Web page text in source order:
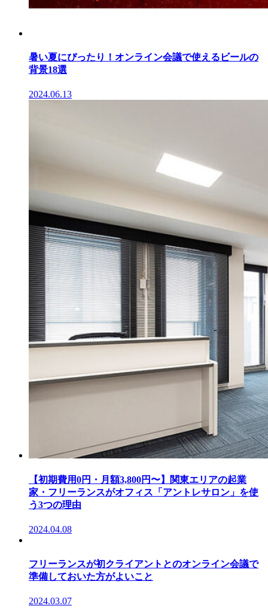
暑い夏にぴったり！オンライン会議で使えるビールの
背景18選
2024.06.13
【初期費用0円・月額3,800円〜】関東エリアの起業
家・フリーランスがオフィス「アントレサロン」を使
う3つの理由
2024.04.08
フリーランスが初クライアントとのオンライン会議で
準備しておいた方がよいこと
2024.03.07